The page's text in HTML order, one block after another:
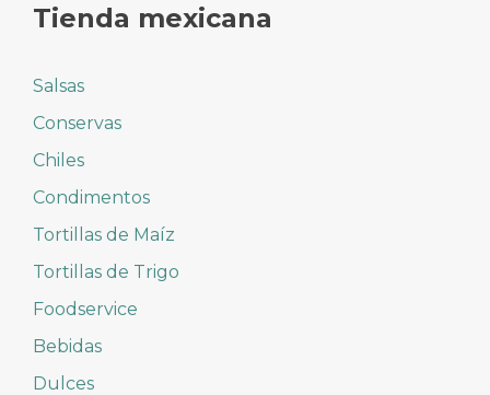
Tienda mexicana
Salsas
Conservas
Chiles
Condimentos
Tortillas de Maíz
Tortillas de Trigo
Foodservice
Bebidas
Dulces